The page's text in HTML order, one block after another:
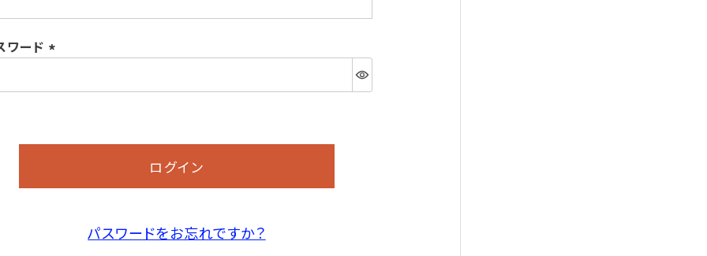
須)
ワード
須)
ログイン
パスワードをお忘れですか？